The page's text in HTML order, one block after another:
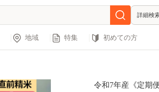
詳細検
地域 特集 初めての方
令和7年産《定期